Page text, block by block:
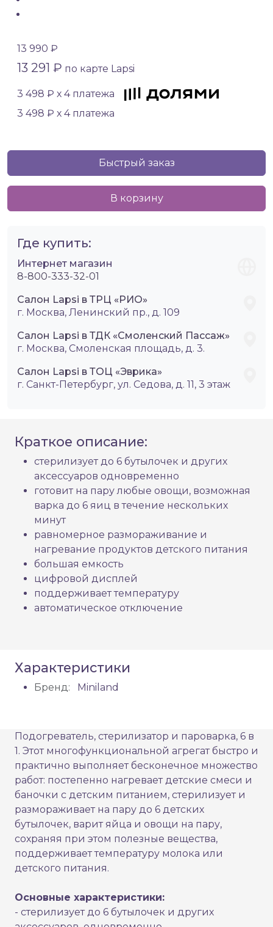
13 990 ₽
13 291 ₽ по карте Lapsi
3 498 ₽ х 4 платежа
3 498 ₽ х 4 платежа
Быстрый заказ
В корзину
Где купить:
Интернет магазин
8-800-333-32-01
Салон Lapsi в ТРЦ «РИО»
г. Москва, Ленинский пр., д. 109
Салон Lapsi в ТДК «Смоленский Пассаж»
г. Москва, Смоленская площадь, д. 3.
Салон Lapsi в ТОЦ «Эврика»
г. Санкт-Петербург, ул. Седова, д. 11, 3 этаж
Краткое описание:
стерилизует до 6 бутылочек и других
аксессуаров одновременно
готовит на пару любые овощи, возможная
варка до 6 яиц в течение нескольких
минут
равномерное размораживание и
нагревание продуктов детского питания
большая емкость
цифровой дисплей
поддерживает температуру
автоматическое отключение
Характеристики
Бренд: Miniland
Подогреватель, стерилизатор и пароварка, 6 в
1. Этот многофункциональной агрегат быстро и
практично выполняет бесконечное множество
работ: постепенно нагревает детские смеси и
баночки с детским питанием, стерилизует и
размораживает на пару до 6 детских
бутылочек, варит яйца и овощи на пару,
сохраняя при этом полезные вещества,
поддерживает температуру молока или
детского питания.
Основные характеристики:
- стерилизует до 6 бутылочек и других